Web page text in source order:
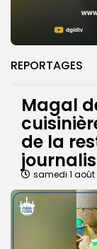
REPORTAGES
Magal
de la
samedi 1 août